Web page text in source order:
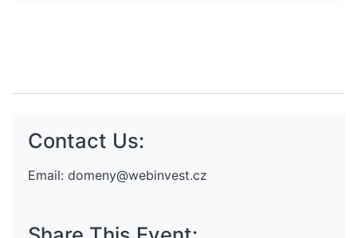
Contact Us:
Email: domeny@webinvest.cz